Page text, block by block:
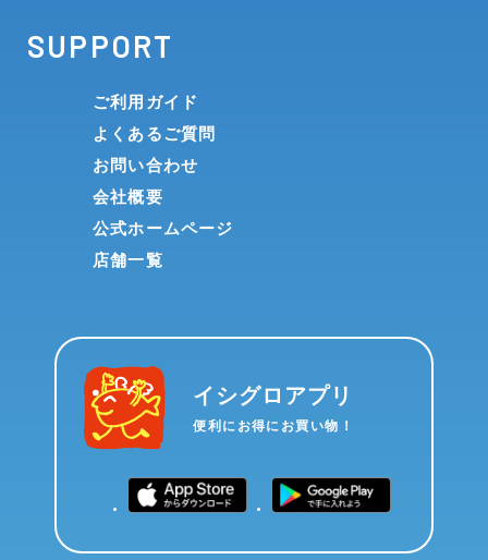
SUPPORT
ご利用ガイド
よくあるご質問
お問い合わせ
会社概要
公式ホームページ
店舗一覧
イシグロアプリ
便利にお得にお買い物！